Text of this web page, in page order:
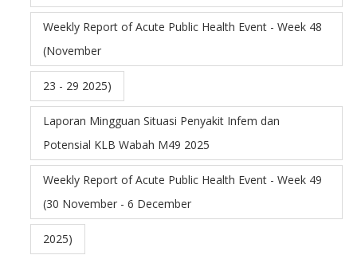
Weekly Report of Acute Public Health Event - Week 48
(November
23 - 29 2025)
Laporan Mingguan Situasi Penyakit Infem dan
Potensial KLB Wabah M49 2025
Weekly Report of Acute Public Health Event - Week 49
(30 November - 6 December
2025)